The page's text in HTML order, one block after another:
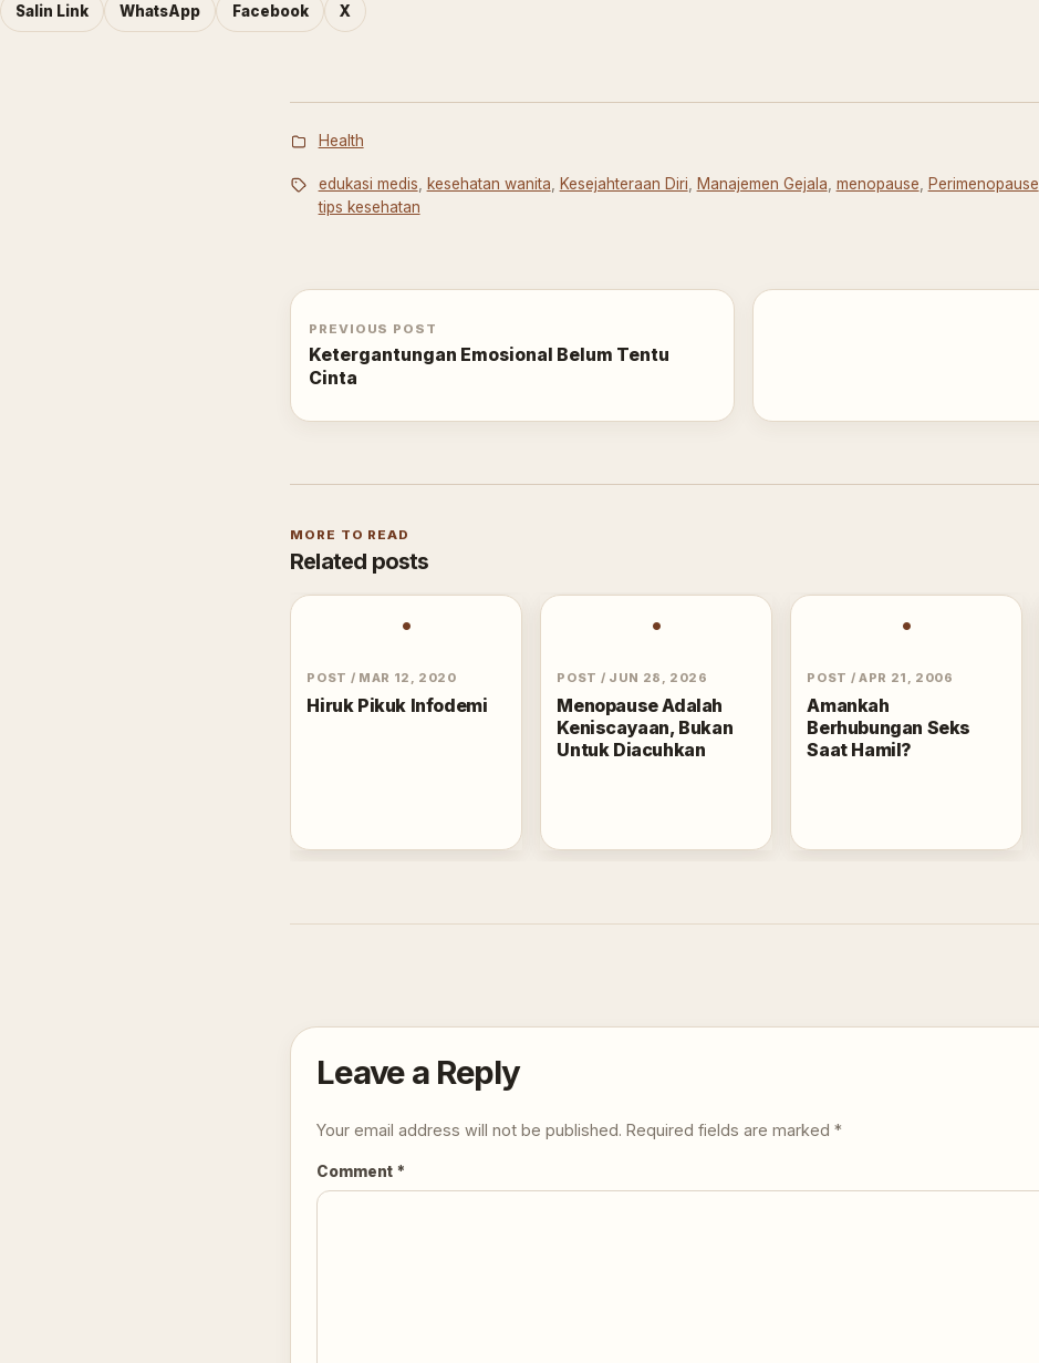
Salin Link WhatsApp Facebook X
Health
edukasi medis, kesehatan wanita, Kesejahteraan Diri, Manajemen Gejala, menopause, Perimenopause
tips kesehatan
PREVIOUS POST
Ketergantungan Emosional Belum Tentu
Cinta
MORE TO READ
Related posts
•
POST / MAR 12, 2020
Hiruk Pikuk Infodemi
•
POST / JUN 28, 2026
Menopause Adalah
Keniscayaan, Bukan
Untuk Diacuhkan
•
POST / APR 21, 2006
Amankah
Berhubungan Seks
Saat Hamil?
Leave a Reply
Your email address will not be published. Required fields are marked*
Comment *